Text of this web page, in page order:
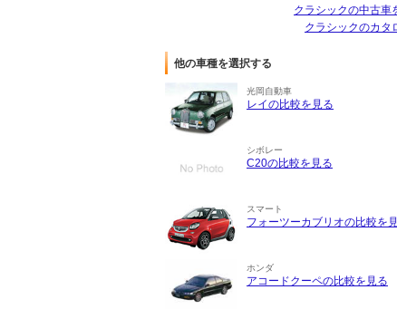
クラシックの中古車
クラシックのカタ
他の車種を選択する
光岡自動車
レイの比較を見る
シボレー
C20の比較を見る
スマート
フォーツーカブリオの比較を
ホンダ
アコードクーペの比較を見る